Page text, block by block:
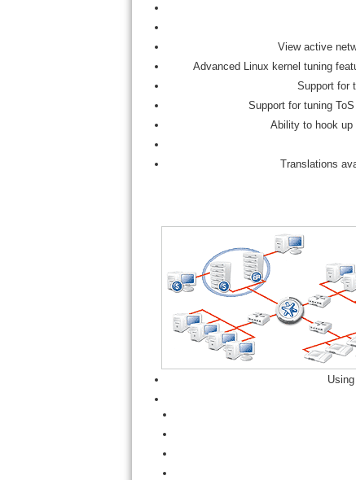
View active
Advanced Linux kernel tuning
Support for
Support for tuning
Ability to hook up
Translations